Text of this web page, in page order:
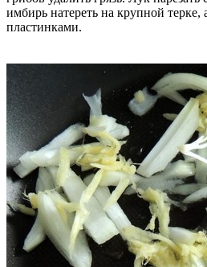
имбирь натереть на крупной
пластинками.